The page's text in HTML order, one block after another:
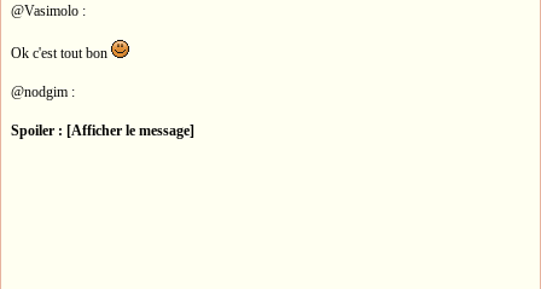
@Vasimolo :
Ok c'est tout bon
@nodgim :
Spoiler : [Afficher le message]